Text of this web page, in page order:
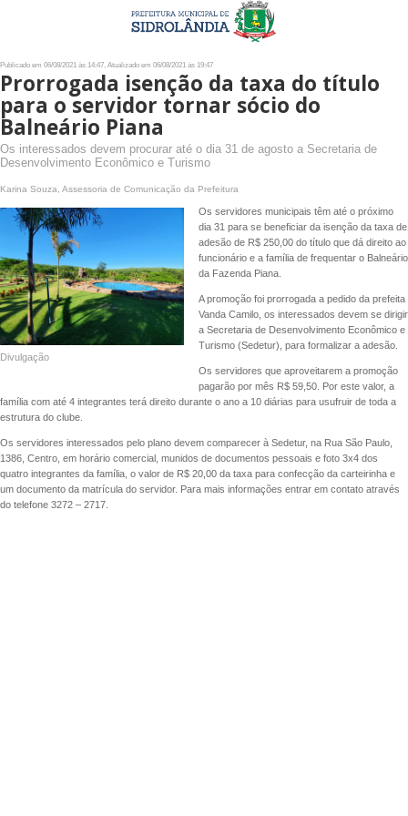
Publicado em 06/08/2021 às 14:47, Atualizado em 06/08/2021 às 19:47
Prorrogada isenção da taxa do título
para o servidor tornar sócio do
Balneário Piana
Os interessados devem procurar até o dia 31 de agosto a Secretaria de
Desenvolvimento Econômico e Turismo
Karina Souza, Assessoria de Comunicação da Prefeitura
Divulgação
Os servidores municipais têm até o próximo
dia 31 para se beneficiar da isenção da taxa de
adesão de R$ 250,00 do título que dá direito ao
funcionário e a família de frequentar o Balneário
da Fazenda Piana.
A promoção foi prorrogada a pedido da prefeita
Vanda Camilo, os interessados devem se dirigir
a Secretaria de Desenvolvimento Econômico e
Turismo (Sedetur), para formalizar a adesão.
Os servidores que aproveitarem a promoção
pagarão por mês R$ 59,50. Por este valor, a
família com até 4 integrantes terá direito durante o ano a 10 diárias para usufruir de toda a
estrutura do clube.
Os servidores interessados pelo plano devem comparecer à Sedetur, na Rua São Paulo,
1386, Centro, em horário comercial, munidos de documentos pessoais e foto 3x4 dos
quatro integrantes da família, o valor de R$ 20,00 da taxa para confecção da carteirinha e
um documento da matrícula do servidor. Para mais informações entrar em contato através
do telefone 3272 – 2717.